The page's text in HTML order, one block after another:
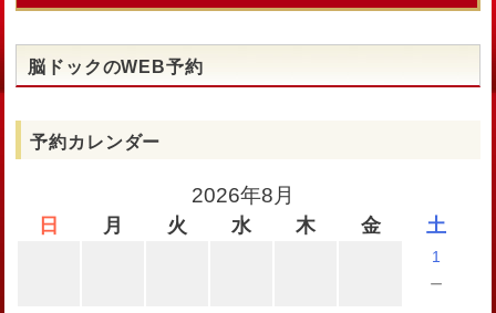
脳ドックのWEB予約
予約カレンダー
2026年8月
日 月 火 水 木 金 土
1
－